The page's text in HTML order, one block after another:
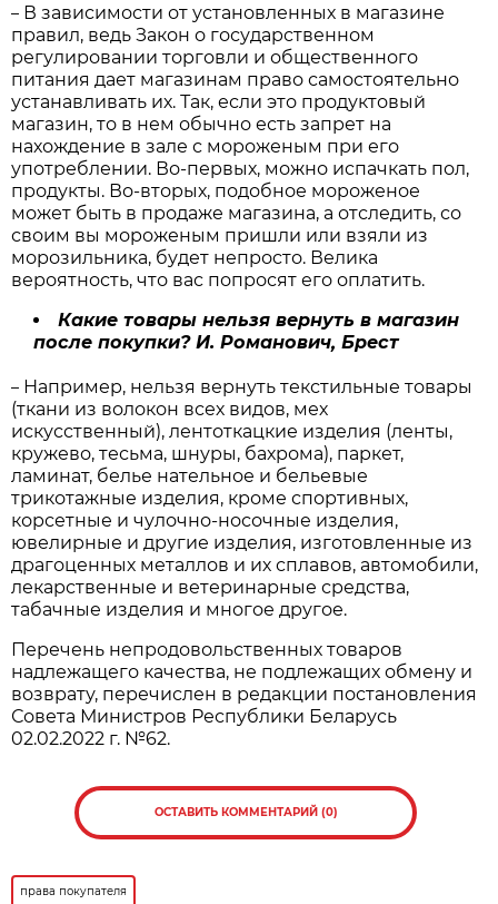
– В зависимости от установленных в магазине
правил, ведь Закон о государственном
регулировании торговли и общественного
питания дает магазинам право самостоятельно
устанавливать их. Так, если это продуктовый
магазин, то в нем обычно есть запрет на
нахождение в зале с мороженым при его
употреблении. Во-первых, можно испачкать пол,
продукты. Во-вторых, подобное мороженое
может быть в продаже магазина, а отследить, со
своим вы мороженым пришли или взяли из
морозильника, будет непросто. Велика
вероятность, что вас попросят его оплатить.
Какие товары нельзя вернуть в магазин
после покупки? И. Романович, Брест
– Например, нельзя вернуть текстильные товары
(ткани из волокон всех видов, мех
искусственный), лентоткацкие изделия (ленты,
кружево, тесьма, шнуры, бахрома), паркет,
ламинат, белье нательное и бельевые
трикотажные изделия, кроме спортивных,
корсетные и чулочно-носочные изделия,
ювелирные и другие изделия, изготовленные из
драгоценных металлов и их сплавов, автомобили,
лекарственные и ветеринарные средства,
табачные изделия и многое другое.
Перечень непродовольственных товаров
надлежащего качества, не подлежащих обмену и
возврату, перечислен в редакции постановления
Совета Министров Республики Беларусь
02.02.2022 г. №62.
ОСТАВИТЬ КОММЕНТАРИЙ (0)
права покупателя